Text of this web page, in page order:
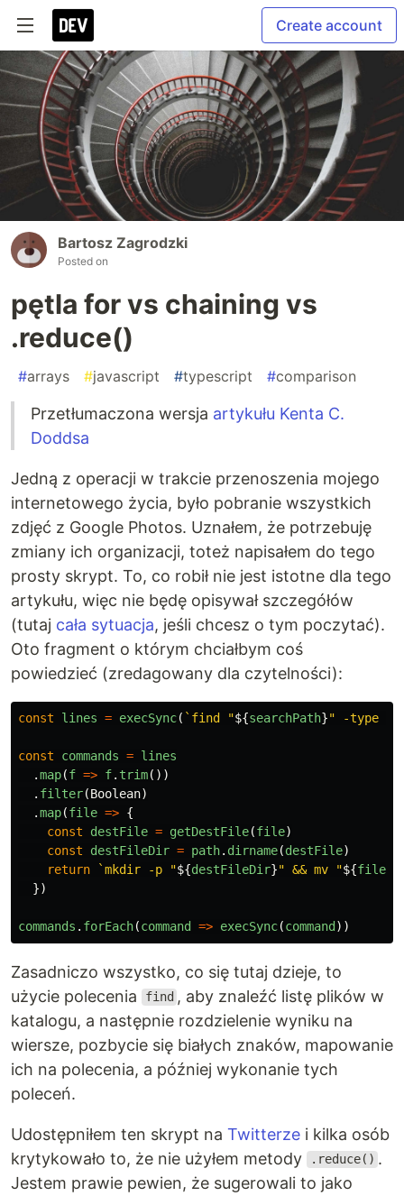
Create account
Bartosz Zagrodzki
Posted on
pętla for vs chaining vs
.reduce()
#arrays #javascript #typescript #comparison
Przetłumaczona wersja artykułu Kenta C.
Doddsa
Jedną z operacji w trakcie przenoszenia mojego
internetowego życia, było pobranie wszystkich
zdjęć z Google Photos. Uznałem, że potrzebuję
zmiany ich organizacji, toteż napisałem do tego
prosty skrypt. To, co robił nie jest istotne dla tego
artykułu, więc nie będę opisywał szczegółów
(tutaj cała sytuacja, jeśli chcesz o tym poczytać).
Oto fragment o którym chciałbym coś
powiedzieć (zredagowany dla czytelności):
const lines = execSync( `find "${searchPath}" -type f`
const commands = lines
.map(f => f. trim())
. filter(Boolean)
.map(file => {
const
destFile = getDestFile(file)
const
destFileDir = path. dirname(destFile)
return
`mkdir -p "${destFileDir}" && mv "${file
})
commands . forEach(command => execSync(command))
Zasadniczo wszystko, co się tutaj dzieje, to
użycie polecenia
find , aby znaleźć listę plików w
katalogu, a następnie rozdzielenie wyniku na
wiersze, pozbycie się białych znaków, mapowanie
ich na polecenia, a później wykonanie tych
poleceń.
Udostępniłem ten skrypt na Twitterze i kilka osób
krytykowało to, że nie użyłem metody
.reduce() .
Jestem prawie pewien, że sugerowali to jako